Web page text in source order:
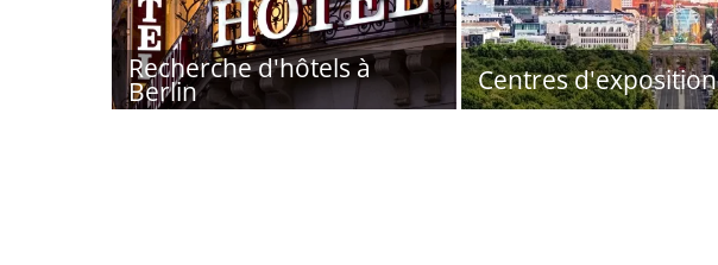
Recherche d'hôtels à
Berlin Centres d'exposition